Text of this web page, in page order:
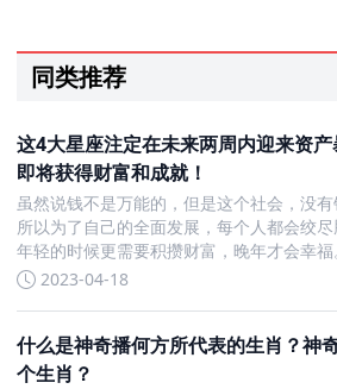
同类推荐
这4大星座注定在未来两周内迎来资产
即将获得财富和成就！
虽然说钱不是万能的，但是这个社会，没有
所以为了自己的全面发展，每个人都会绞
年轻的时候更需要积攒财富，晚年才会幸
了，有望在未来两个星期之内迎来旺财运。
2023-04-18
什么是神奇播何方所代表的生肖？神
个生肖？